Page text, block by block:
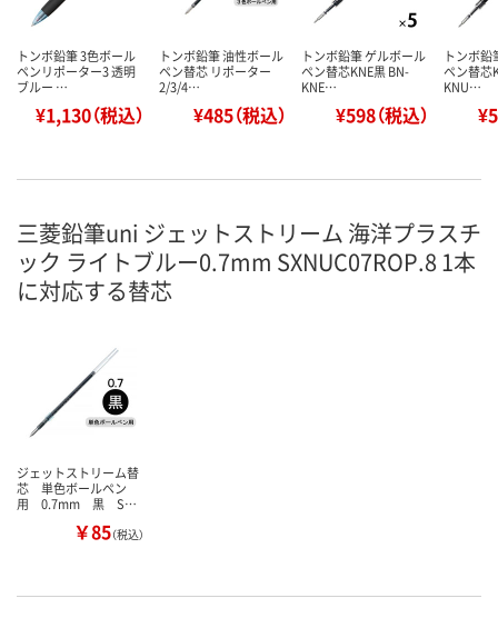
トンボ鉛筆 3色ボール
ペンリポーター3 透明
ブルー …
¥1,130（税込）
トンボ鉛筆 油性ボール
ペン替芯 リポーター
2/3/4…
¥485（税込）
トンボ鉛筆 ゲルボール
ペン替芯KNE黒 BN-
KNE…
¥598（税込）
トンボ鉛
ペン替芯
KNU…
三菱鉛筆uni ジェットストリーム 海洋プラスチ
ック ライトブルー0.7mm SXNUC07ROP.8 1本
に対応する替芯
ジェットストリーム替
芯 単色ボールペン
用 0.7mm 黒 S…
￥85（税込）